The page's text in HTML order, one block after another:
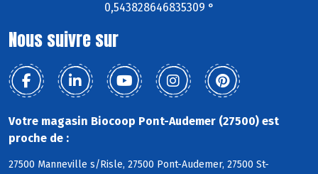
0,543828646835309 °
Nous suivre sur
Votre magasin Biocoop Pont-Audemer (27500) est
proche de :
27500 Manneville s/Risle, 27500 Pont-Audemer, 27500 St-